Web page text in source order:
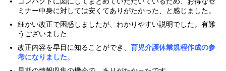
ミナー中身に対しては安くてありがたかった、と感じました。
細かい改正で困惑しましたが、わかりやすい説明でした。有難
うございました
改正内容を早目に知ることができ、育児介護休業規程作成の参
考になりました。